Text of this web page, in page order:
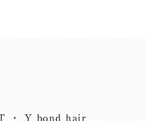
・ Y bond hair